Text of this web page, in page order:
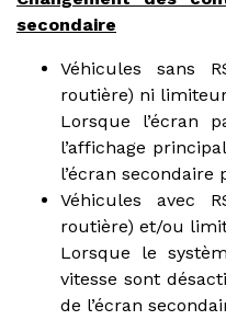
secondaire
Véhicules sans
routière) ni
Lorsque l’écran
l’affichage
l’écran
Véhicules avec
routière) et/ou
Lorsque le
vitesse sont
de l’écran